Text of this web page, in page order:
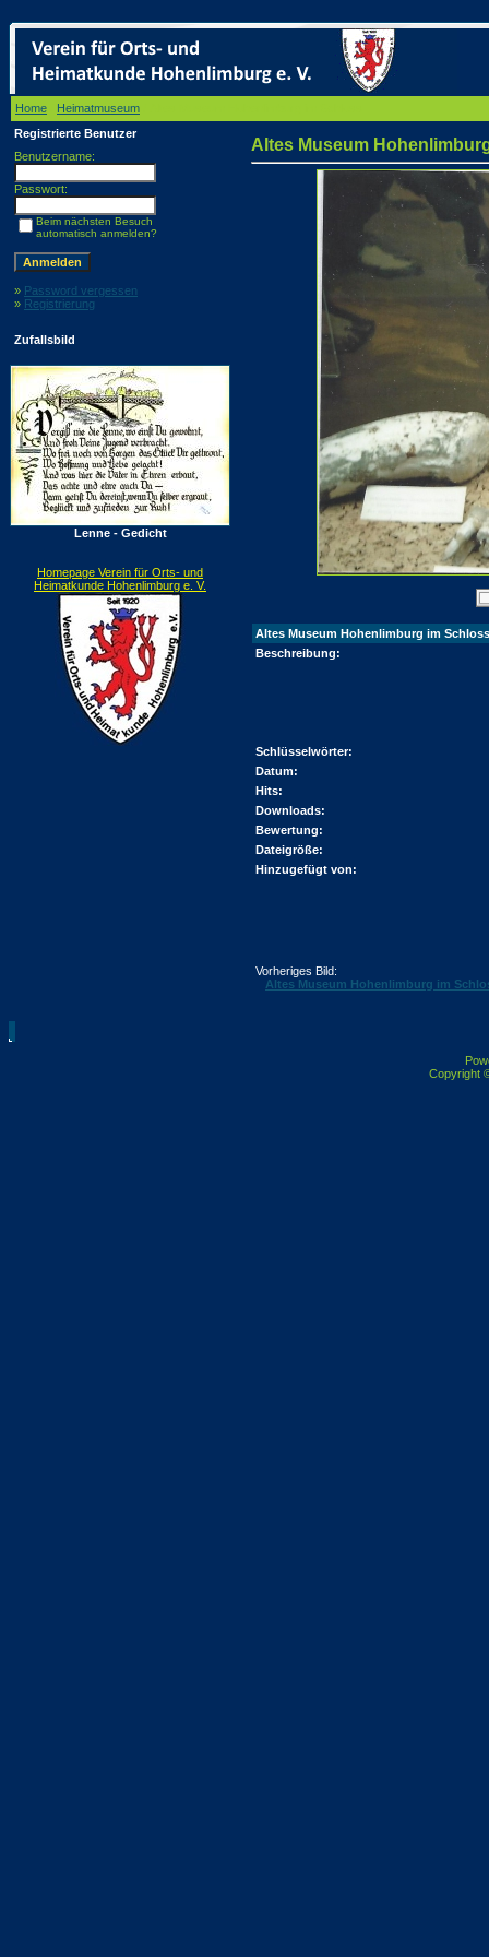
Home Heimatmuseum
Registrierte Benutzer
Benutzername:
Passwort:
Beim nächsten Besuch
automatisch anmelden?
» Password vergessen
» Registrierung
Zufallsbild
Lenne - Gedicht
Homepage Verein für Orts- und
Heimatkunde Hohenlimburg e. V.
Altes Museum
Altes Museum Hohenlimburg im Schloss
Beschreibung:
Schlüsselwörter:
Datum:
Hits:
Downloads:
Bewertung:
Dateigröße:
Hinzugefügt von:
Vorheriges Bild:
Altes Museum Hohenlimburg im
Copyright